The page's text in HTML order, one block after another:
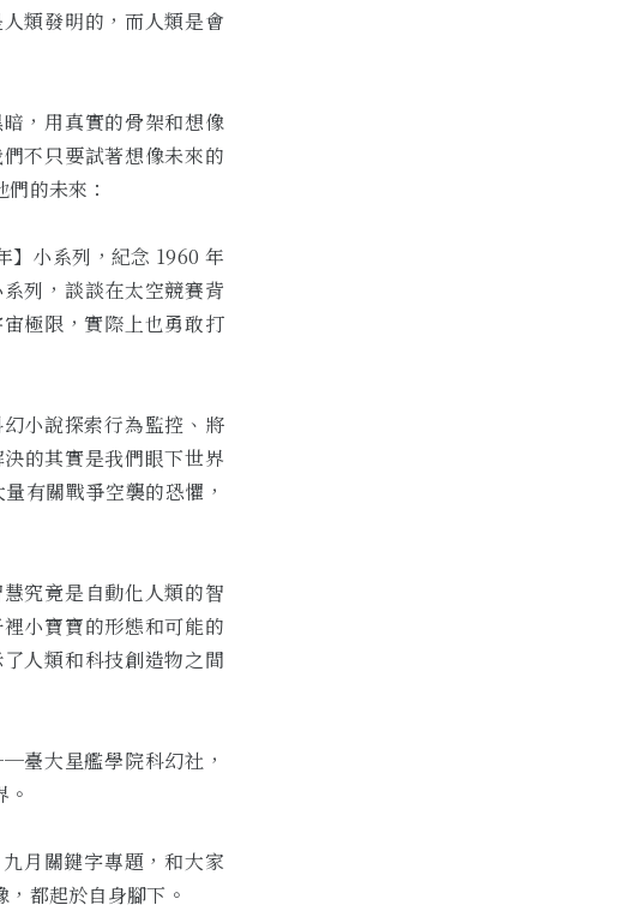
類發明的，而人類是會
，用真實的骨架和想像
不只要試著想像未來的
的未來：
】小系列，紀念 1960 年
列，談談在太空競賽背
極限，實際上也勇敢打
小說探索行為監控、將
的其實是我們眼下世界
有關戰爭空襲的恐懼，
究竟是自動化人類的智
小寶寶的形態和可能的
人類和科技創造物之間
臺大星艦學院科幻社，
月關鍵字專題，和大家
都起於自身腳下。